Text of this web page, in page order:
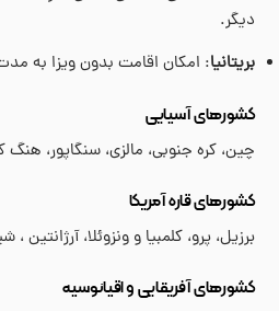
دیگر.
بریتانیا: امکان اقامت بدون ویزا به مدت 6
کشورهای آسیایی
چین، کره جنوبی، مالزی، سنگاپور،
کشورهای قاره آمریکا
برزیل، پرو، کلمبیا و ونزوئلا، آرژانتین
کشورهای آفریقایی و اقیانوسیه